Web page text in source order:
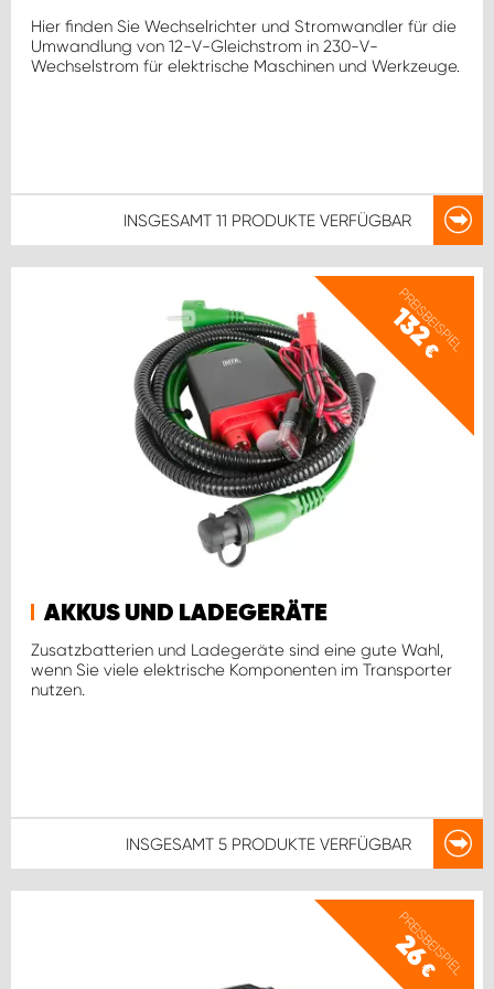
Hier finden Sie Wechselrichter und Stromwandler für die
Umwandlung von 12-V-Gleichstrom in 230-V-
Wechselstrom für elektrische Maschinen und Werkzeuge.
INSGESAMT 11 PRODUKTE VERFÜGBAR
PREISBEISPIEL
132
€
AKKUS UND LADEGERÄTE
Zusatzbatterien und Ladegeräte sind eine gute Wahl,
wenn Sie viele elektrische Komponenten im Transporter
nutzen.
INSGESAMT 5 PRODUKTE VERFÜGBAR
PREISBEISPIEL
26
€